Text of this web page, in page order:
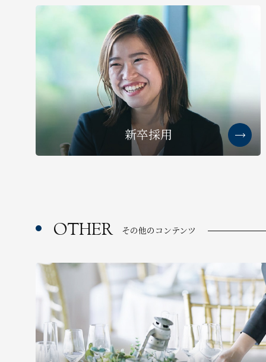
新卒採用
OTHER その他のコンテンツ